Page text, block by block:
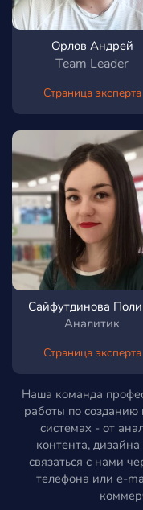
Орлов Андрей
Team Leader
Страница эксперта
Сайфутдинова
Аналитик
Страница эксперта
Наша команда
работы по
системах - от
контента,
связаться с нами
телефона или e-